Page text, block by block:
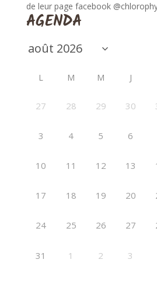
de leur page facebook
AGENDA
L M M J
27 28 29 30
3 4 5 6
10 11 12 13
17 18 19 20
24 25 26 27
31 1 2 3